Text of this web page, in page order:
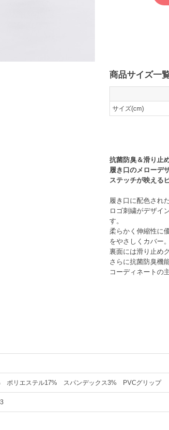
商品サイズ一
サイズ(cm)
抗菌防臭＆滑り止
履き口のメローデ
ステッチが映える
履き口に配色され
ロゴ刺繍がデザイ
す。
柔らかく伸縮性に
をやさしくカバー。
裏面には滑り止め
さらに抗菌防臭機
コーディネートの
ポリエステル17% スパンデックス3% PVCグリップ